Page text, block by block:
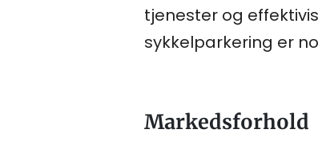
tjenester og
sykkelparkering er
Markedsforhold